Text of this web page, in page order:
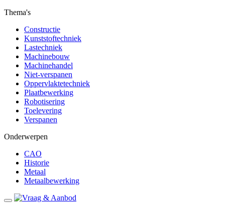
Thema's
Constructie
Kunststoftechniek
Lastechniek
Machinebouw
Machinehandel
Niet-verspanen
Oppervlaktetechniek
Plaatbewerking
Robotisering
Toelevering
Verspanen
Onderwerpen
CAO
Historie
Metaal
Metaalbewerking